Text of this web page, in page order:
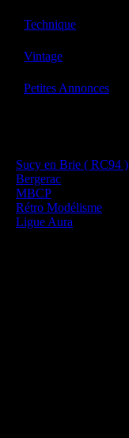
Technique
Vintage
Petites Annonces
Sucy en Brie ( RC94 )
Bergerac
MBCP
Rétro Modélisme
Ligue Aura